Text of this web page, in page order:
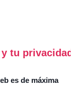
tu
es de máxima